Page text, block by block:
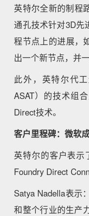
英特尔全新的制程
通孔技术针对3D先
程节点上的进展，
出一个新节点，并
此外，英特尔代
ASAT）的技术组
Direct技术。
客户里程碑：微软
英特尔的客户表示
Foundry Direct
Satya Nadella表示
和整个行业的生产